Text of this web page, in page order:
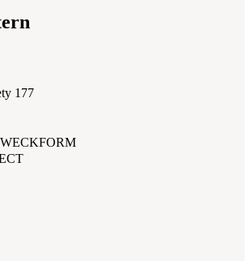
177